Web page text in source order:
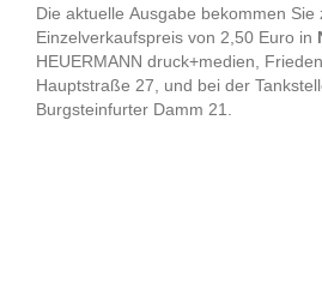
Die aktuelle Ausgabe bekommen Sie
Einzelverkaufspreis von 2,50 Euro in
HEUERMANN druck+medien,
Hauptstraße 27, und bei der
Burgsteinfurter Damm 21.